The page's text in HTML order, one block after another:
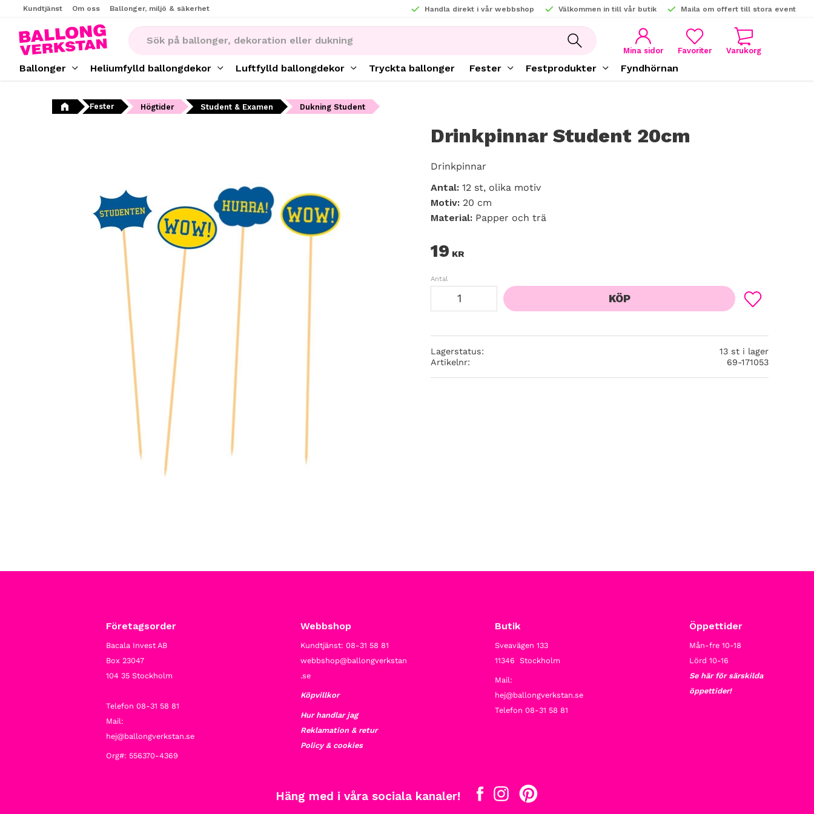
Kundtjänst Om oss Ballonger, miljö & säkerhet Handla direkt i vår webbshop Välkommen in till vår butik Maila om offert till stora event
Mina sidor
FAVORITER
KUNDVAGN
Ballonger Heliumfylld ballongdekor Luftfylld ballongdekor Tryckta ballonger Fester Festprodukter Fyndhörnan
Fester Högtider Student & Examen Dukning Student
Drinkpinnar Student 20cm
Drinkpinnar
Antal: 12 st, olika motiv
Motiv:20 cm
Material:Papper och trä
19 KR
Antal
KÖP
Lägg till i
Lagerstatus
13 st i lager
Artikelnr
69-171053
Företagsorder
Bacala Invest AB
Box 23047
104 35 Stockholm
Telefon 08-31 58 81
Mail:
hej@ballongverkstan.se
Org#: 556370-4369
Webbshop
Kundtjänst: 08-31 58 81
webbshop@ballongverkstan
.se
Köpvillkor
Hur handlar jag
Reklamation & retur
Policy & cookies
Butik
Sveavägen 133
11346 Stockholm
Mail:
hej@ballongverkstan.se
Telefon 08-31 58 81
Öppettider
Mån-fre 10-18
Lörd 10-16
Se här för särskilda
öppettider!
Häng med i våra sociala kanaler!